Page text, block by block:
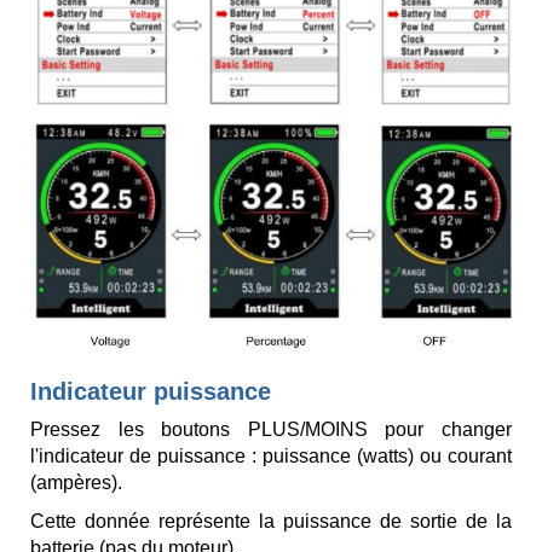
Indicateur puissance
Pressez les boutons PLUS/MOINS pour changer
l'indicateur de puissance : puissance (watts) ou courant
(ampères).
Cette donnée représente la puissance de sortie de la